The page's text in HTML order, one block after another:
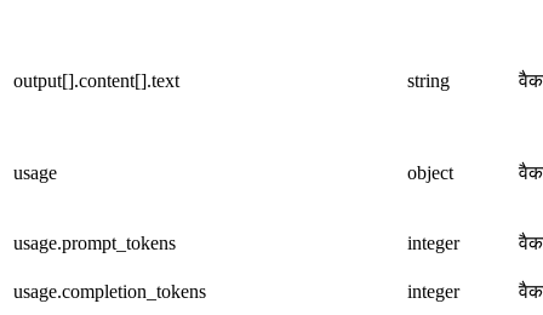
output[].content[].text string
usage object
usage.prompt_tokens integer
usage.completion_tokens integer